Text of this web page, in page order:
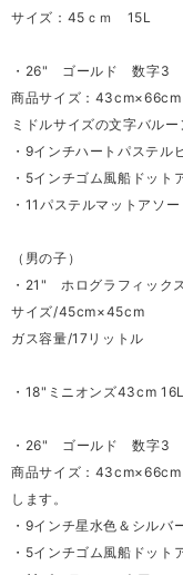
サイズ：45ｃｍ 15L
・26" ゴールド 数字3
商品サイズ：43cm×66cm
ミドルサイズの文字バル
・9インチハートパステル
・5インチゴム風船ドッ
・11パステルマットアソ
（男の子）
・21" ホログラフィック
サイズ/45cm×45cm
ガス容量/17リットル
・18"ミニオンズ43cm 16L
・26" ゴールド 数字3
商品サイズ：43cm×66cm
します。
・9インチ星水色＆シルバ
・5インチゴム風船ドッ